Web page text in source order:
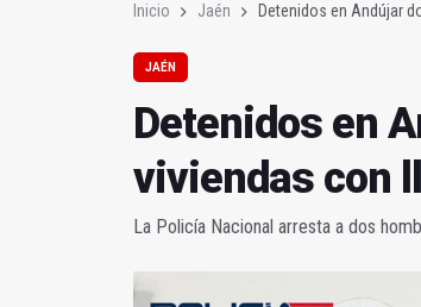
Inicio Jaén Detenidos en Andújar
JAÉN
Detenidos en
viviendas con
La Policía Nacional arresta a dos